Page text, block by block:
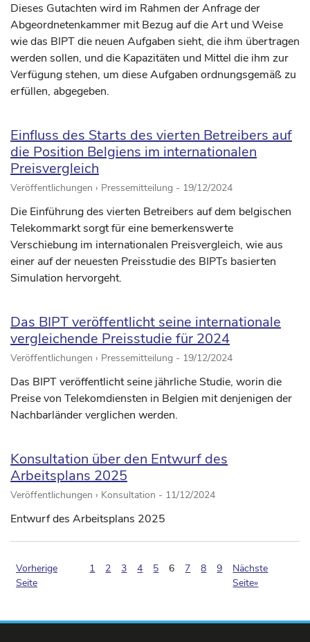
Dieses Gutachten wird im Rahmen der Anfrage der
Abgeordnetenkammer mit Bezug auf die Art und Weise
wie das BIPT die neuen Aufgaben sieht, die ihm übertragen
werden sollen, und die Kapazitäten und Mittel die ihm zur
Verfügung stehen, um diese Aufgaben ordnungsgemäß zu
erfüllen, abgegeben.
Einfluss des Starts des vierten Betreibers auf
die Position Belgiens im internationalen
Preisvergleich
Veröffentlichungen › Pressemitteilung - 19/12/2024
Die Einführung des vierten Betreibers auf dem belgischen
Telekommarkt sorgt für eine bemerkenswerte
Verschiebung im internationalen Preisvergleich, wie aus
einer auf der neuesten Preisstudie des BIPTs basierten
Simulation hervorgeht.
Das BIPT veröffentlicht seine internationale
vergleichende Preisstudie für 2024
Veröffentlichungen › Pressemitteilung - 19/12/2024
Das BIPT veröffentlicht seine jährliche Studie, worin die
Preise von Telekomdiensten in Belgien mit denjenigen der
Nachbarländer verglichen werden.
Konsultation über den Entwurf des
Arbeitsplans 2025
Veröffentlichungen › Konsultation - 11/12/2024
Entwurf des Arbeitsplans 2025
Vorherige
Seite
1 2 3 4 5 6(pagination.current)
7 8 9
Nächste
Seite»